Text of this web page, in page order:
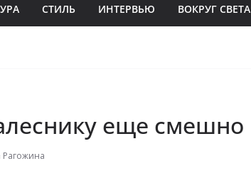
СТИЛЬ ИНТЕРВЬЮ ВОКРУГ СВЕТА
еще смешно
Рагожина